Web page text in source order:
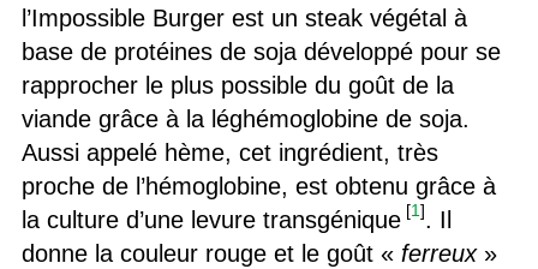
l’Impossible Burger est un steak végétal à
base de protéines de soja développé pour se
rapprocher le plus possible du goût de la
viande grâce à la léghémoglobine de soja.
Aussi appelé hème, cet ingrédient, très
proche de l’hémoglobine, est obtenu grâce à
la culture d’une levure transgénique [1]. Il
donne la couleur rouge et le goût « ferreux»